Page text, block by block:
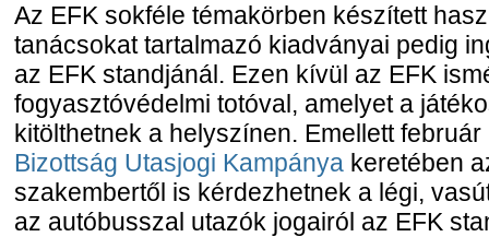
Az EFK sokféle témakörben készített
tanácsokat tartalmazó kiadványai pedig
az EFK standjánál. Ezen kívül az EFK
fogyasztóvédelmi totóval, amelyet a
kitölthetnek a helyszínen. Emellett
Bizottság Utasjogi Kampánya keretében
szakembertől is kérdezhetnek a légi,
az autóbusszal utazók jogairól az EFK